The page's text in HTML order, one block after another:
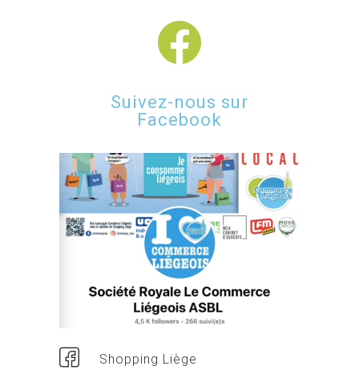
Suivez-nous sur
Facebook
Shopping Liège